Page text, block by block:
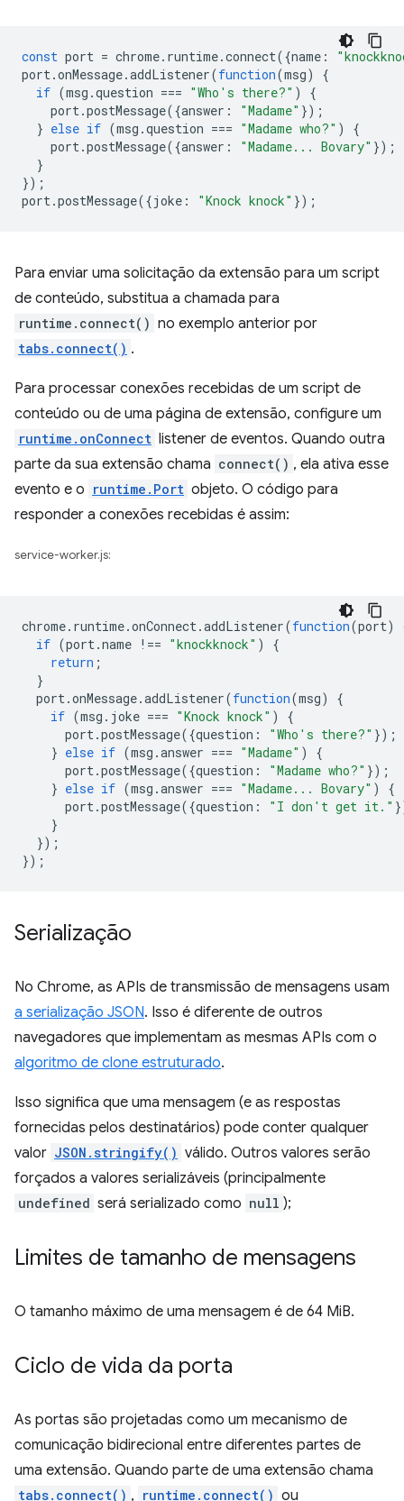
const port = chrome. runtime.connect({name :
port.onMessage.addListener(function(msg)
{
if (msg .question === "Who's there?" )
{
port.postMessage({answer : "Madame" });
} else if (msg .question === "Madame who?" )
{
port.postMessage({answer : "Madame... Bovary" });
}
});
port.postMessage({joke : "Knock knock" });
Para enviar uma solicitação da extensão para um script
de conteúdo, substitua a chamada para
runtime.connect() no exemplo anterior por
tabs.connect() .
Para processar conexões recebidas de um script de
conteúdo ou de uma página de extensão, configure um
runtime.onConnect listener de eventos. Quando outra
parte da sua extensão chama connect() , ela ativa esse
evento e o runtime.Port objeto. O código para
responder a conexões recebidas é assim:
service-worker.js:
chrome. runtime.onConnect.addListener(function(port)
if (port.name !== "knockknock" )
{
return ;
}
port.onMessage.addListener(function(msg)
{
if (msg . joke === "Knock knock" )
{
port.postMessage({question : "Who's there?" });
} else if (msg .answer === "Madame" )
{
port.postMessage({question : "Madame who?" });
} else if (msg .answer === "Madame... Bovary" )
{
port.postMessage({question : "I don't get it."
}
});
});
Serialização
No Chrome, as APIs de transmissão de mensagens usam
a serialização JSON. Isso é diferente de outros
navegadores que implementam as mesmas APIs com o
algoritmo de clone estruturado.
Isso significa que uma mensagem (e as respostas
fornecidas pelos destinatários) pode conter qualquer
valor JSON.stringify() válido. Outros valores serão
forçados a valores serializáveis (principalmente
undefined será serializado como null );
Limites de tamanho de mensagens
O tamanho máximo de uma mensagem é de 64 MiB.
Ciclo de vida da porta
As portas são projetadas como um mecanismo de
comunicação bidirecional entre diferentes partes de
uma extensão. Quando parte de uma extensão chama
tabs.connect() , runtime.connect() ou